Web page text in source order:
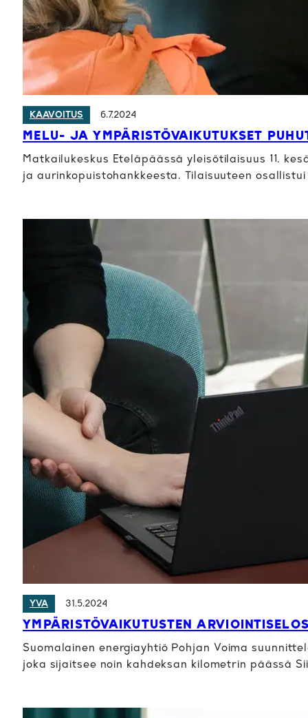
KAAVOITUS 6.7.2024
MELU- JA YMPÄRISTÖVAIKUTUKSET
Matkailukeskus Eteläpäässä yleisötilaisuus 11.
ja aurinkopuistohankkeesta. Tilaisuuteen
YVA 31.5.2024
YMPÄRISTÖVAIKUTUSTEN
Suomalainen energiayhtiö Pohjan Voima
joka sijaitsee noin kahdeksan kilometrin päässä